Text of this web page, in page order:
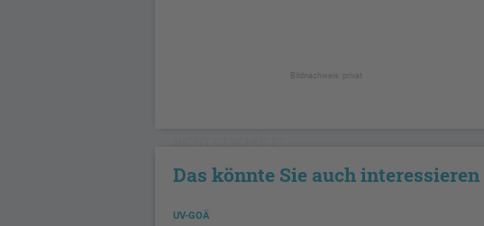
Bildnachweis: privat
Das könnte Sie auch interessieren
UV-GOÄ